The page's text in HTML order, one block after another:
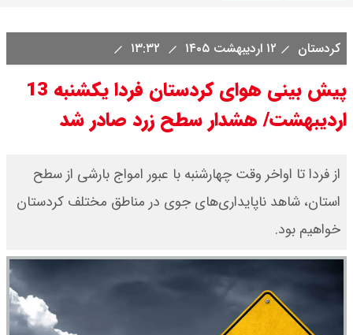
کردستان ۱۲ اردیبهشت ۱۴۰۵
پیش بینی هوای کردستان فردا یکشنبه 13
اردیبهشت/ هشدار سطح زرد صادر شد
از فردا تا اواخر وقت چهارشنبه با عبور امواج بارشی از سطح
استان، شاهد ناپایداری‌های جوی در مناطق مختلف کردستان
خواهیم بود.